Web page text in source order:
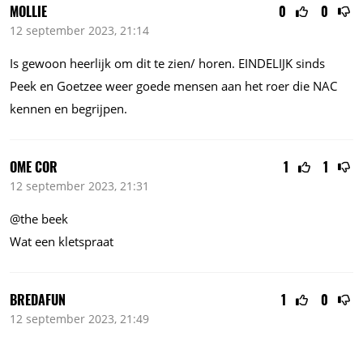
0 0
MOLLIE
12 september 2023, 21:14
Is gewoon heerlijk om dit te zien/ horen. EINDELIJK sinds
Peek en Goetzee weer goede mensen aan het roer die NAC
kennen en begrijpen.
1 1
OME COR
12 september 2023, 21:31
@the beek
Wat een kletspraat
1 0
BREDAFUN
12 september 2023, 21:49